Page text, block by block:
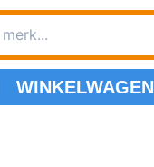
WINKELWAGEN